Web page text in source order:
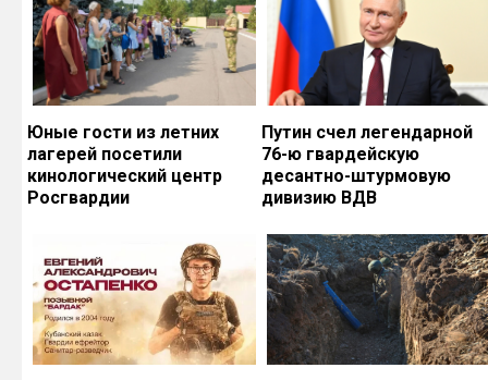
Юные гости из летних
лагерей посетили
кинологический центр
Росгвардии
Путин счел легендарной
76-ю гвардейскую
десантно-штурмовую
дивизию ВДВ